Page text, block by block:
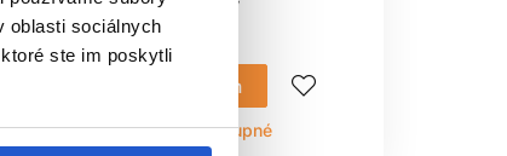
oblasti sociálnych
ste im poskytli
12.90 €
Mám záujem
Aktuálne nedostupné